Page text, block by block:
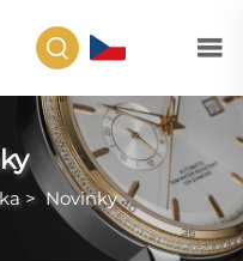
>Novinky